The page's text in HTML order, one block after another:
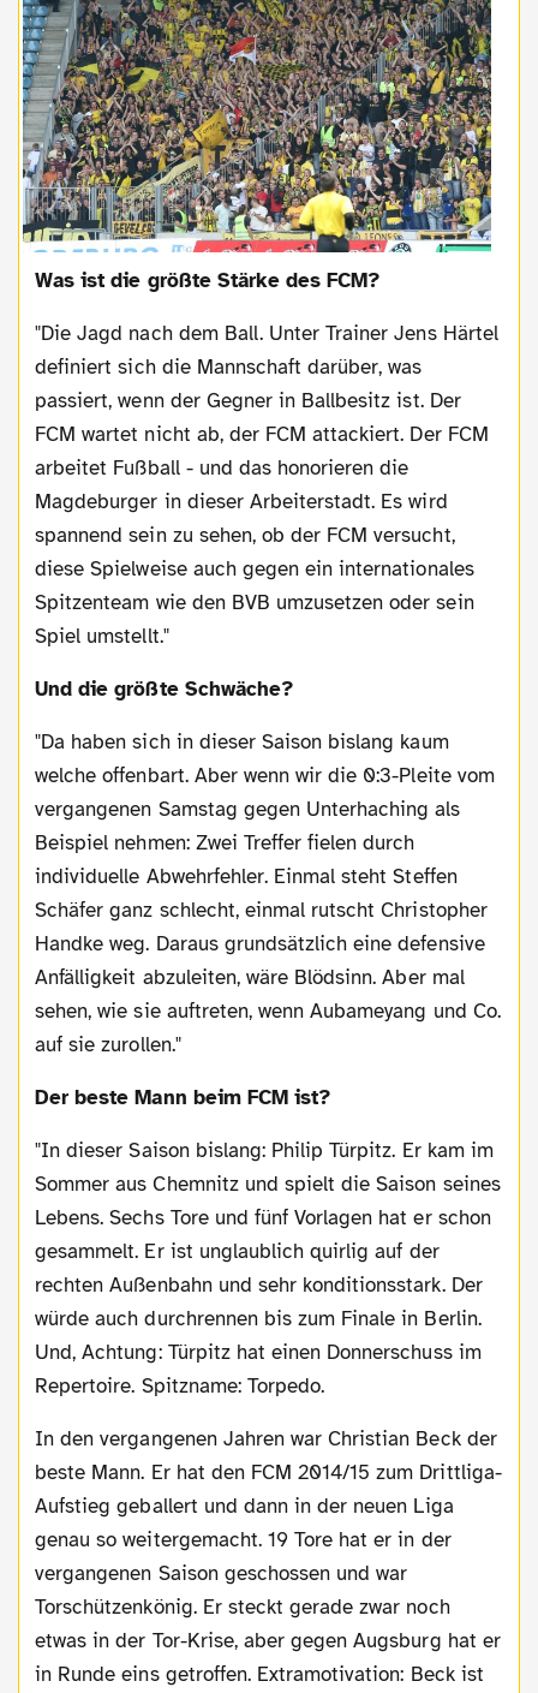
Was ist die größte Stärke des FCM?
"Die Jagd nach dem Ball. Unter Trainer Jens Härtel
definiert sich die Mannschaft darüber, was
passiert, wenn der Gegner in Ballbesitz ist. Der
FCM wartet nicht ab, der FCM attackiert. Der FCM
arbeitet Fußball - und das honorieren die
Magdeburger in dieser Arbeiterstadt. Es wird
spannend sein zu sehen, ob der FCM versucht,
diese Spielweise auch gegen ein internationales
Spitzenteam wie den BVB umzusetzen oder sein
Spiel umstellt."
Und die größte Schwäche?
"Da haben sich in dieser Saison bislang kaum
welche offenbart. Aber wenn wir die 0:3-Pleite vom
vergangenen Samstag gegen Unterhaching als
Beispiel nehmen: Zwei Treffer fielen durch
individuelle Abwehrfehler. Einmal steht Steffen
Schäfer ganz schlecht, einmal rutscht Christopher
Handke weg. Daraus grundsätzlich eine defensive
Anfälligkeit abzuleiten, wäre Blödsinn. Aber mal
sehen, wie sie auftreten, wenn Aubameyang und Co.
auf sie zurollen."
Der beste Mann beim FCM ist?
"In dieser Saison bislang: Philip Türpitz. Er kam im
Sommer aus Chemnitz und spielt die Saison seines
Lebens. Sechs Tore und fünf Vorlagen hat er schon
gesammelt. Er ist unglaublich quirlig auf der
rechten Außenbahn und sehr konditionsstark. Der
würde auch durchrennen bis zum Finale in Berlin.
Und, Achtung: Türpitz hat einen Donnerschuss im
Repertoire. Spitzname: Torpedo.
In den vergangenen Jahren war Christian Beck der
beste Mann. Er hat den FCM 2014/15 zum Drittliga-
Aufstieg geballert und dann in der neuen Liga
genau so weitergemacht. 19 Tore hat er in der
vergangenen Saison geschossen und war
Torschützenkönig. Er steckt gerade zwar noch
etwas in der Tor-Krise, aber gegen Augsburg hat er
in Runde eins getroffen. Extramotivation: Beck ist